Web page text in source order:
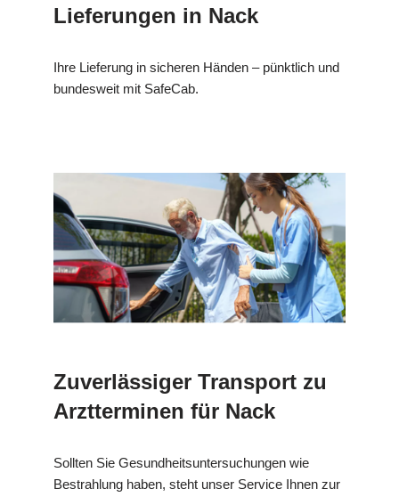
Lieferungen in Nack
Ihre Lieferung in sicheren Händen – pünktlich und
bundesweit mit SafeCab.
Zuverlässiger Transport zu
Arztterminen für Nack
Sollten Sie Gesundheitsuntersuchungen wie
Bestrahlung haben, steht unser Service Ihnen zur